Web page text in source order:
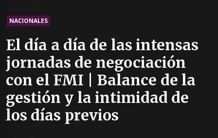
NACIONALES
El día a día de las intensas
jornadas de negociación
con el FMI | Balance de la
gestión y la intimidad de
los días previos